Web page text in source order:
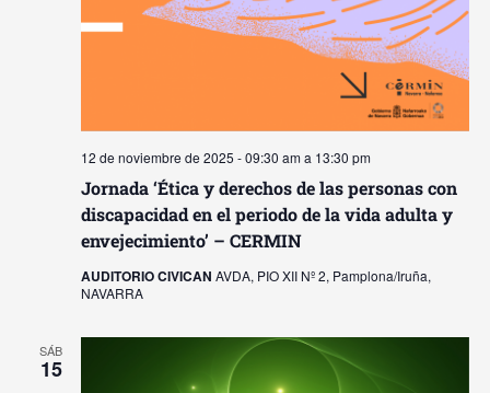
Jornada ‘Ética y derechos de las personas con
discapacidad en el periodo de la vida adulta y
envejecimiento’ – CERMIN
12 de noviembre de 2025 - 09:30 ama 13:30 pm
AUDITORIO CIVICAN AVDA, PIO XII Nº 2, Pamplona/Iruña,
NAVARRA
SÁB
15